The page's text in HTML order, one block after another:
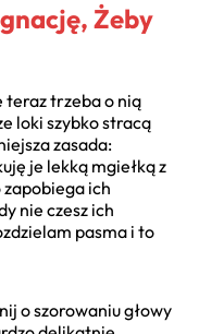
Żeby
teraz trzeba o nią
loki szybko stracą
zasada:
je lekką mgiełką z
zapobiega ich
nie czesz ich
pasma i to
o szorowaniu głowy